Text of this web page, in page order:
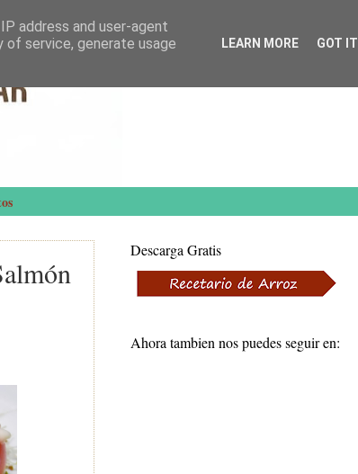
Descarga Gratis
Ahora tambien nos puedes seguir en:
address and user-agent
of service, generate usage
LEARN MORE GOT IT